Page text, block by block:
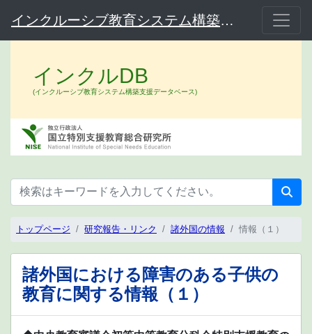
インクルーシブ教育システム構築支援データベース（インクルDB）
インクルDB
(インクルーシブ教育システム構築支援データベース)
トップページ 研究報告・リンク 諸外国の情報 情報（１）
諸外国における障害のある子供の
教育に関する情報（１）